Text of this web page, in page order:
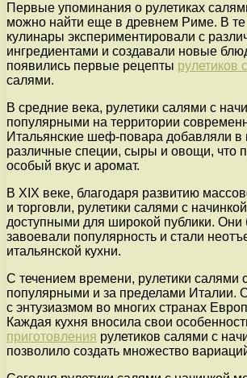
Первые упоминания о рулетиках
можно найти еще в древнем Риме. В
кулинары экспериментировали с
ингредиентами и создавали новые
появились первые рецепты рулетиков
салями.
В средние века, рулетики салями с
популярными на территории
Итальянские шеф-повара добавляли в
различные специи, сыры и овощи, что
особый вкус и аромат.
В XIX веке, благодаря развитию
и торговли, рулетики салями с
доступными для широкой публики. Они
завоевали популярность и стали
итальянской кухни.
С течением времени, рулетики салями
популярными и за пределами Италии.
с энтузиазмом во многих странах
Каждая кухня вносила свои
приготовления рулетиков салями с
позволило создать множество